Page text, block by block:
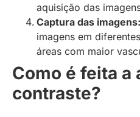
aquisição das
Captura das imagens:
imagens em
áreas com maior
Como é feita a
contraste?